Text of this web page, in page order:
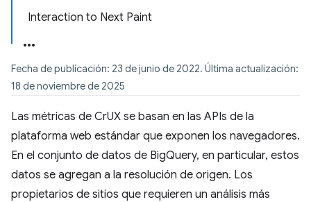
Interaction to Next Paint
Fecha de publicación: 23 de junio de 2022. Última actualización:
18 de noviembre de 2025
Las métricas de CrUX se basan en las APIs de la
plataforma web estándar que exponen los navegadores.
En el conjunto de datos de BigQuery, en particular, estos
datos se agregan a la resolución de origen. Los
propietarios de sitios que requieren un análisis más